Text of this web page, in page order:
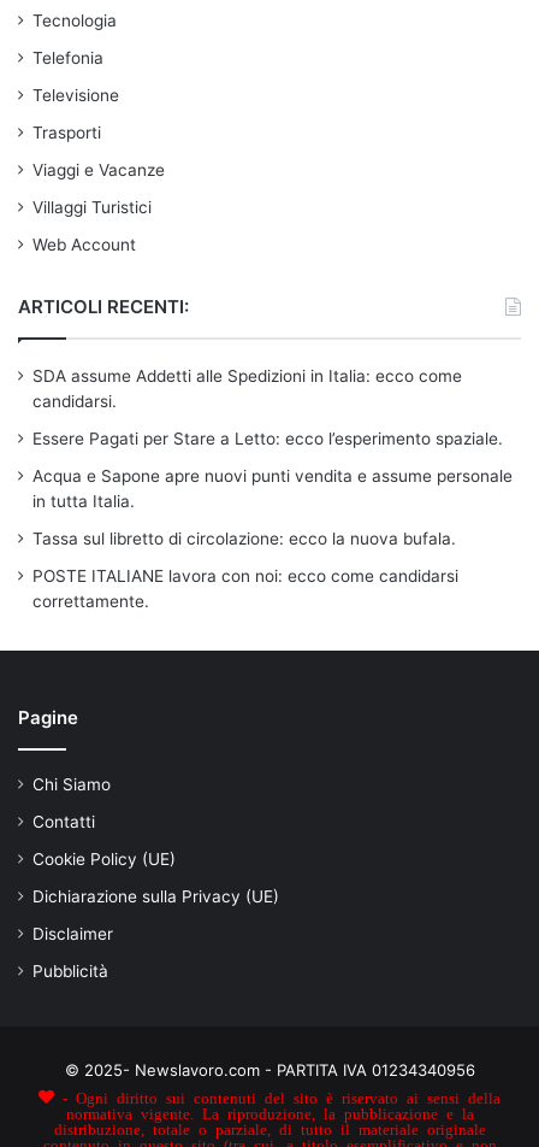
Tecnologia
Telefonia
Televisione
Trasporti
Viaggi e Vacanze
Villaggi Turistici
Web Account
ARTICOLI RECENTI:
SDA assume Addetti alle Spedizioni in Italia: ecco come
candidarsi.
Essere Pagati per Stare a Letto: ecco l’esperimento spaziale.
Acqua e Sapone apre nuovi punti vendita e assume personale
in tutta Italia.
Tassa sul libretto di circolazione: ecco la nuova bufala.
POSTE ITALIANE lavora con noi: ecco come candidarsi
correttamente.
Pagine
Chi Siamo
Contatti
Cookie Policy (UE)
Dichiarazione sulla Privacy (UE)
Disclaimer
Pubblicità
© 2025- Newslavoro.com - PARTITA IVA 01234340956
- Ogni diritto sui contenuti del sito è riservato ai sensi della
normativa vigente. La riproduzione, la pubblicazione e la
distribuzione, totale o parziale, di tutto il materiale originale